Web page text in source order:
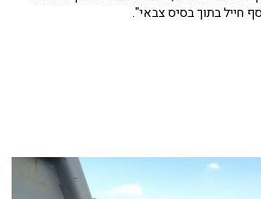
חייל בתוך בסיס צבאי".